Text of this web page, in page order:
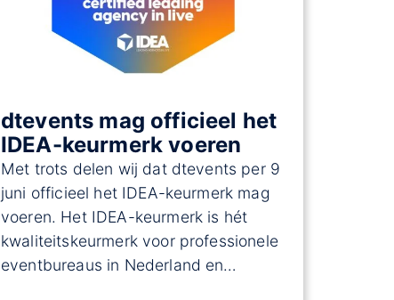
dtevents mag officieel het
IDEA-keurmerk voeren
Met trots delen wij dat dtevents per 9
juni officieel het IDEA-keurmerk mag
voeren. Het IDEA-keurmerk is hét
kwaliteitskeurmerk voor professionele
eventbureaus in Nederland en…